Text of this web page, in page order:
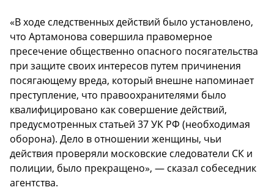
«В ходе следственных действий было установлено,
что Артамонова совершила правомерное
пресечение общественно опасного посягательства
при защите своих интересов путем причинения
посягающему вреда, который внешне напоминает
преступление, что правоохранителями было
квалифицировано как совершение действий,
предусмотренных статьей 37 УК РФ (необходимая
оборона). Дело в отношении женщины, чьи
действия проверяли московские следователи СК и
полиции, было прекращено», — сказал собеседник
агентства.